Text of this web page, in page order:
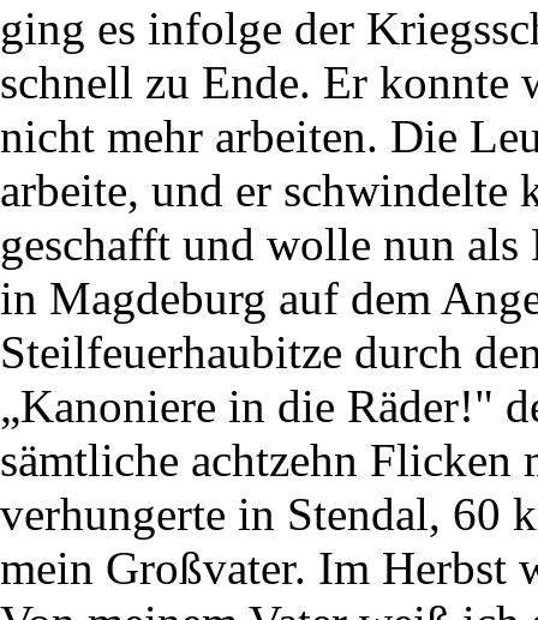
ging es infolge der
schnell zu Ende. Er konnte
nicht mehr arbeiten. Die
arbeite, und er schwindelte
geschafft und wolle nun
in Magdeburg auf dem
Steilfeuerhaubitze durch
„Kanoniere in die Räder!"
sämtliche achtzehn
verhungerte in Stendal, 60
mein Großvater. Im Herbst